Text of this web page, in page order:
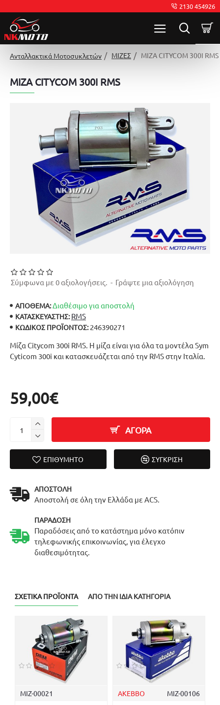
2130 454926
Ανταλλακτικά Μοτοσυκλετών ΜΙΖΕΣ ΜΙΖΑ CITYCOM 300I RMS
ΜΙΖΑ CITYCOM 300I RMS
Μίζα Citycom 300i RMS. Η μίζα είναι για όλα τα μοντέλα Sym
Cyticom 300i και κατασκευάζεται από την RMS στην Ιταλία.
ΑΠΟΘΕΜΑ:Διαθέσιμο για αποστολή
ΚΑΤΑΣΚΕΥΑΣΤΉΣ: RMS
ΚΩΔΙΚΌΣ ΠΡΟΪΌΝΤΟΣ: 246390271
Σύμφωνα με 0 αξιολογήσεις. - Γράψτε μια αξιολόγηση
59,00€
ΑΓΟΡΑ
ΕΠΙΘΥΜΗΤΌ ΣΎΓΚΡΙΣΗ
ΑΠΟΣΤΟΛΉ
Αποστολή σε όλη την Ελλάδα με ACS.
ΠΑΡΆΔΟΣΗ
Παραδόσεις από το κατάστημα μόνο κατόπιν
τηλεφωνικής επικοινωνίας, για έλεγχο
διαθεσιμότητας.
ΣΧΕΤΙΚΆ ΠΡΟΪΌΝΤΑ ΑΠΌ ΤΗΝ ΊΔΙΑ ΚΑΤΗΓΟΡΊΑ
ΜΙΖ-00021 AKEBBO ΜΙΖ-00106